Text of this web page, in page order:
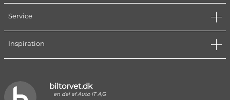
Service
Inspiration
biltorvet.dk
en del af Auto IT A/S